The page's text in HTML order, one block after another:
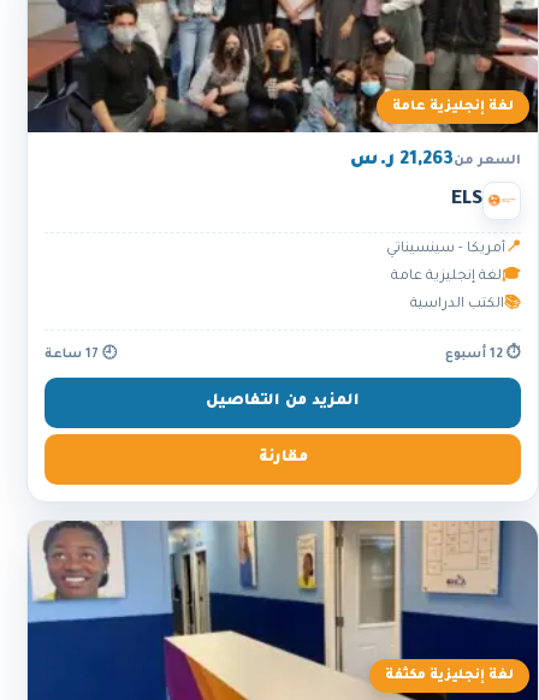
لغة إنجليزية عامة
السعر من21,263 ر.س
ELS
📍 أمريكا - سينسيناتي
🎓لغة إنجليزية عامة
📚الكتب الدراسية
⏱ 12 أسبوع 🕘 17 ساعة
المزيد من التفاصيل
مقارنة
لغة إنجليزية مكثفة